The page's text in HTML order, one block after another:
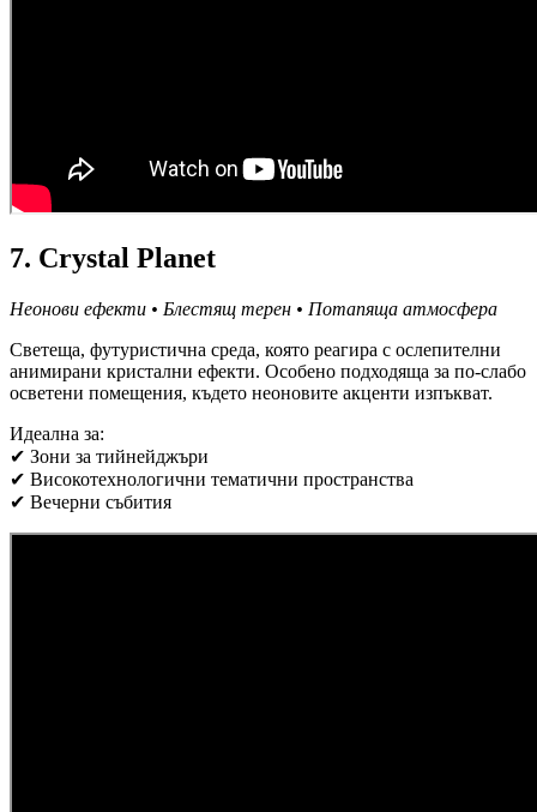
7. Crystal Planet
Неонови ефекти • Блестящ терен • Потапяща атмосфера
Светеща, футуристична среда, която реагира с ослепителни
анимирани кристални ефекти. Особено подходяща за по-слабо
осветени помещения, където неоновите акценти изпъкват.
Идеална за:
✔ Зони за тийнейджъри
✔ Високотехнологични тематични пространства
✔ Вечерни събития